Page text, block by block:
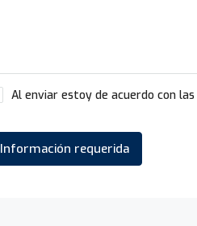
Al enviar estoy de acuerdo con las
Información requerida